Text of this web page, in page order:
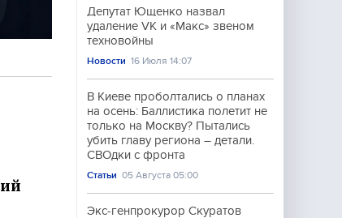
Депутат Ющенко назвал
удаление VK и «Макс» звеном
техновойны
Новости 16 Июля 14:07
В Киеве проболтались о планах
на осень: Баллистика полетит не
только на Москву? Пытались
убить главу региона – детали.
СВОдки с фронта
Статьи 05 Августа 05:00
Экс-генпрокурор Скуратов